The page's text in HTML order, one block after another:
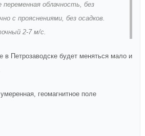
переменная облачность, без
с прояснениями, без осадков.
2-7 м/c.
в Петрозаводске будет меняться мало и
геомагнитное поле